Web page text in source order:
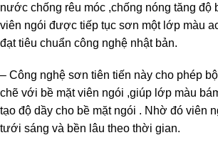
nước chống rêu móc ,chống nóng tăng độ
viên ngói được tiếp tục sơn một lớp màu
đạt tiêu chuẩn công nghệ nhật bản.
– Công nghệ sơn tiên tiến này cho phép
chẽ với bề mặt viên ngói ,giúp lớp màu
tạo độ dầy cho bề mặt ngói . Nhờ đó viên
tưới sáng và bền lâu theo thời gian.